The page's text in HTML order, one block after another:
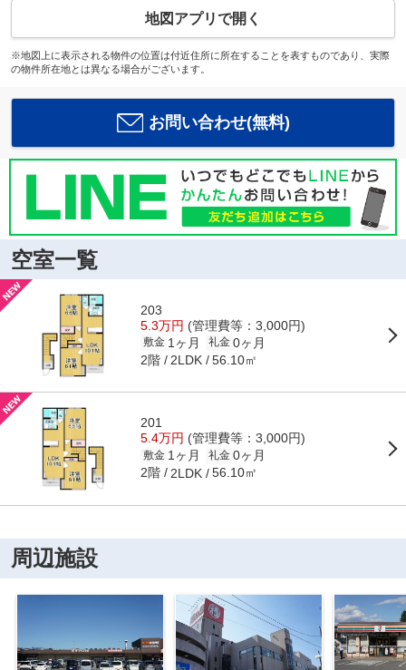
地図アプリで開く
※地図上に表示される物件の位置は付近住所に所在することを表すものであり、実際
の物件所在地とは異なる場合がございます。
お問い合わせ(無料)
空室一覧
203
5.3万円 (管理費等：3,000円)
敷金 1ヶ月 礼金 0ヶ月
2階 2LDK 56.10㎡
201
5.4万円 (管理費等：3,000円)
敷金 1ヶ月 礼金 0ヶ月
2階 2LDK 56.10㎡
周辺施設